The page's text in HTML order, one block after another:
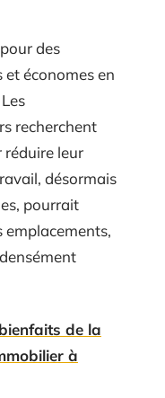
des
économes en
recherchent
réduire leur
désormais
pourrait
emplacements,
de la
à